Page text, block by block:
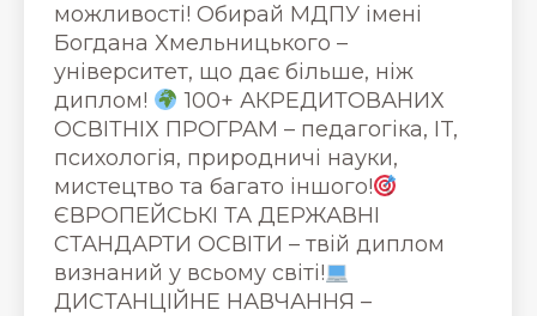
можливості! Обирай МДПУ імені
Богдана Хмельницького –
університет, що дає більше, ніж
диплом!
100+ АКРЕДИТОВАНИХ
ОСВІТНІХ ПРОГРАМ – педагогіка, IT,
психологія, природничі науки,
мистецтво та багато іншого!
ЄВРОПЕЙСЬКІ ТА ДЕРЖАВНІ
СТАНДАРТИ ОСВІТИ – твій диплом
визнаний у всьому світі!
ДИСТАНЦІЙНЕ НАВЧАННЯ –